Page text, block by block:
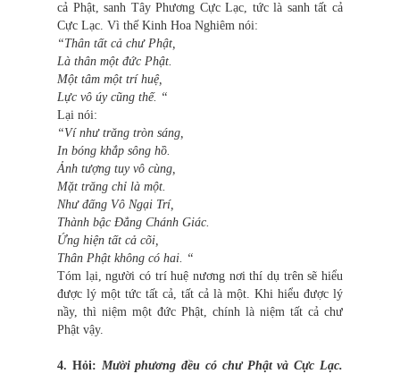
cả Phật, sanh Tây Phương Cực Lạc, tức là sanh tất cả
Cực Lạc. Vì thế Kinh Hoa Nghiêm nói:
“Thân tất cả chư Phật,
Là thân một đức Phật.
Một tâm một trí huệ,
Lực vô úy cũng thế. “
Lại nói:
“Ví như trăng tròn sáng,
In bóng khắp sông hồ.
Ảnh tượng tuy vô cùng,
Mặt trăng chỉ là một.
Như đấng Vô Ngại Trí,
Thành bậc Đẳng Chánh Giác.
Ứng hiện tất cả cõi,
Thân Phật không có hai. “
Tóm lại, người có trí huệ nương nơi thí dụ trên sẽ hiểu
được lý một tức tất cả, tất cả là một. Khi hiểu được lý
nầy, thì niệm một đức Phật, chính là niệm tất cả chư
Phật vậy.
4. Hỏi: Mười phương đều có chư Phật và Cực Lạc.